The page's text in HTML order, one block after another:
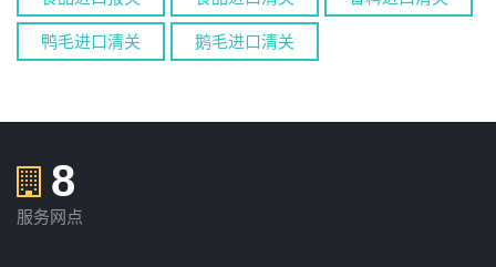
鸭毛进口清关 鹅毛进口清关
8
服务网点